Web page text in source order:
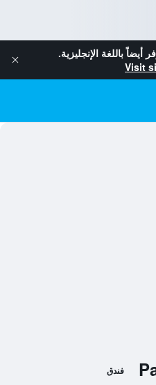
أيضاً باللغة الإنجليزية.
Visit
فندق